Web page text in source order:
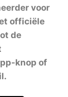
voor
officiële
de
knop of